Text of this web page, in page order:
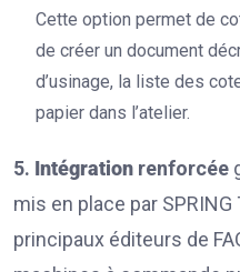
Cette option permet de
de créer un document
d’usinage, la liste des
papier dans l’atelier.
5. Intégration renforcée
mis en place par
principaux éditeurs de